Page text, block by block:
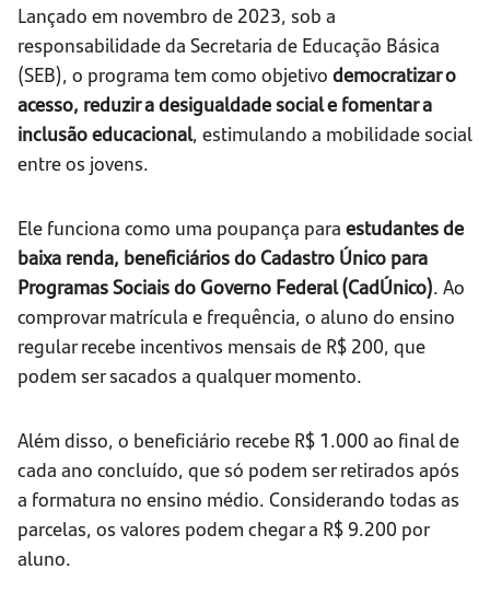
Lançado em novembro de 2023, sob a
responsabilidade da Secretaria de Educação Básica
(SEB), o programa tem como objetivo democratizar o
acesso, reduzir a desigualdade social e fomentar a
inclusão educacional, estimulando a mobilidade social
entre os jovens.
Ele funciona como uma poupança para estudantes de
baixa renda, beneficiários do Cadastro Único para
Programas Sociais do Governo Federal (CadÚnico). Ao
comprovar matrícula e frequência, o aluno do ensino
regular recebe incentivos mensais de R$ 200, que
podem ser sacados a qualquer momento.
Além disso, o beneficiário recebe R$ 1.000 ao final de
cada ano concluído, que só podem ser retirados após
a formatura no ensino médio. Considerando todas as
parcelas, os valores podem chegar a R$ 9.200 por
aluno.